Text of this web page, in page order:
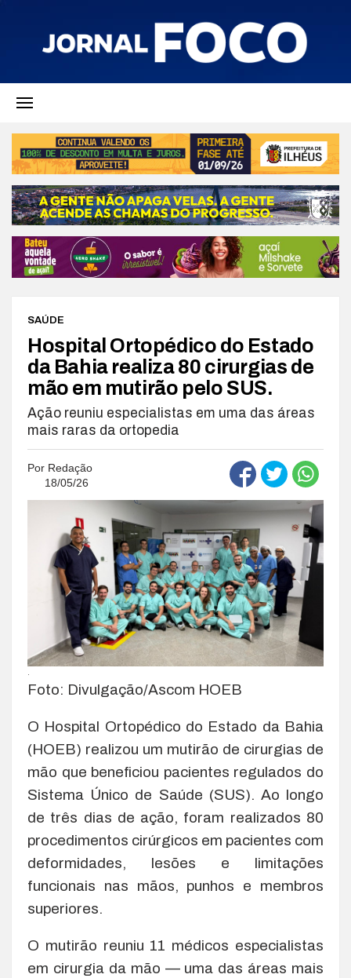
SAÚDE
Hospital Ortopédico do Estado
da Bahia realiza 80 cirurgias de
mão em mutirão pelo SUS.
Ação reuniu especialistas em uma das áreas
mais raras da ortopedia
Por Redação
18/05/26
.
Foto: Divulgação/Ascom HOEB
O Hospital Ortopédico do Estado da Bahia
(HOEB) realizou um mutirão de cirurgias de
mão que beneficiou pacientes regulados do
Sistema Único de Saúde (SUS). Ao longo
de três dias de ação, foram realizados 80
procedimentos cirúrgicos em pacientes com
deformidades, lesões e limitações
funcionais nas mãos, punhos e membros
superiores.
O mutirão reuniu 11 médicos especialistas
em cirurgia da mão — uma das áreas mais